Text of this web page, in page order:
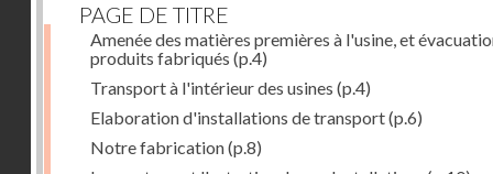
PAGE DE TITRE
Amenée des matières premières à l'usine, et
produits fabriqués (p.4)
Transport à l'intérieur des usines (p.4)
Elaboration d'installations de transport(p.6)
Notre fabrication(p.8)